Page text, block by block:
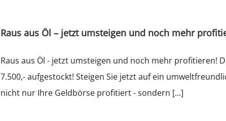
Raus aus Öl – jetzt umsteigen und noch mehr
Raus aus Öl - jetzt umsteigen und noch mehr profitieren!
7.500,- aufgestockt! Steigen Sie jetzt auf ein
nicht nur Ihre Geldbörse profitiert - sondern [...]